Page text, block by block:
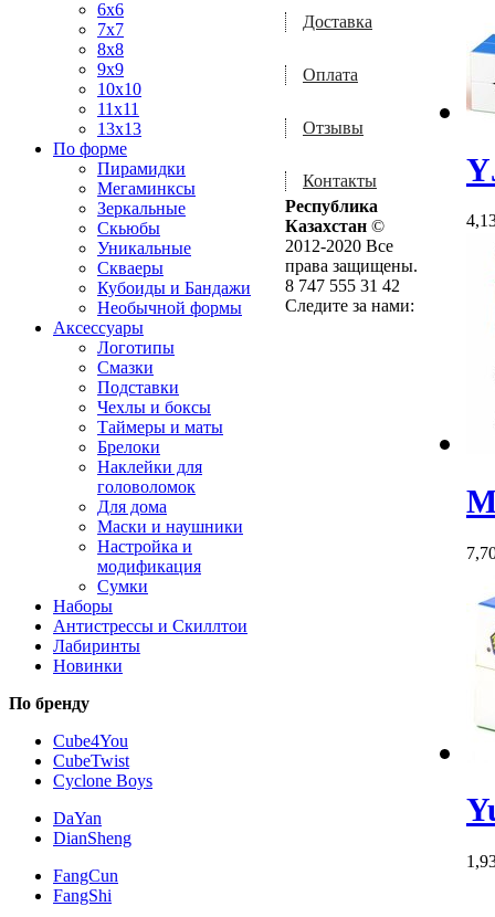
6x6
7x7
8x8
9x9
10x10
11x11
13x13
По форме
Пирамидки
Мегаминксы
Зеркальные
Скьюбы
Уникальные
Скваеры
Кубоиды и Бандажи
Необычной формы
Аксессуары
Логотипы
Смазки
Подставки
Чехлы и боксы
Таймеры и маты
Брелоки
Наклейки для
головоломок
Для дома
Маски и наушники
Настройка и
модификация
Сумки
Наборы
Антистрессы и Скиллтои
Лабиринты
Новинки
По бренду
Cube4You
CubeTwist
Cyclone Boys
DaYan
DianSheng
FangCun
FangShi
Доставка
Оплата
Отзывы
Контакты
Республика
Казахстан ©
2012-2020 Все
права защищены.
8 747 555 31 42
Следите за нами: